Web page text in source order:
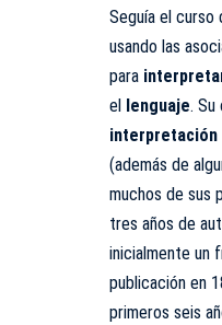
Seguía el
usando las
para
el
lenguaje. Su
interpretación
(además de
muchos de sus
tres años de
inicialmente un
publicación en
primeros seis